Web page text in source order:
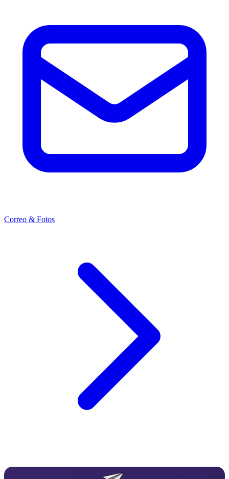
Correo & Fotos